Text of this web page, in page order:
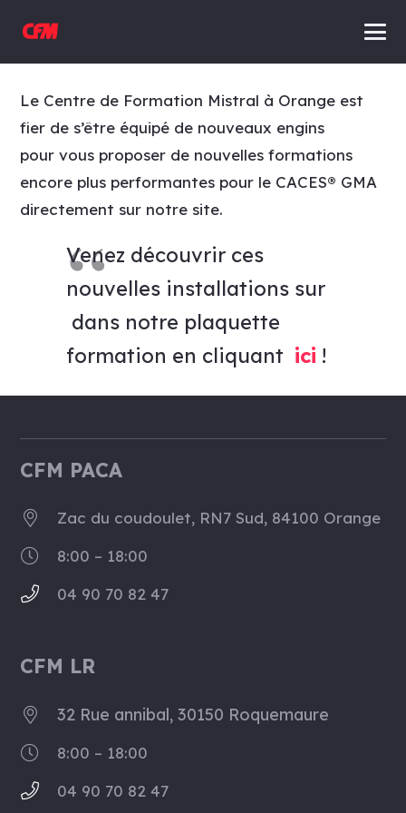
Le Centre de Formation Mistral à Orange est
fier de s’être équipé de nouveaux engins
pour vous proposer de nouvelles formations
encore plus performantes pour le CACES® GMA
directement sur notre site.
Venez découvrir ces
nouvelles installations sur
dans notre plaquette
formation en cliquant ici !
CFM PACA
Zac du coudoulet, RN7 Sud, 84100 Orange
8:00 – 18:00
04 90 70 82 47
CFM LR
32 Rue annibal, 30150 Roquemaure
8:00 – 18:00
04 90 70 82 47